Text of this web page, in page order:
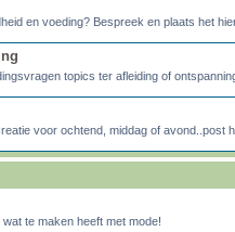
en voeding? Bespreek en plaats het
topics ter afleiding of
voor ochtend, middag of avond..post
te maken heeft met mode!